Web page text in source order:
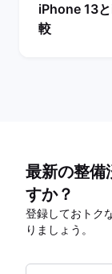
iPhone 13
較
最新の整備
すか？
登録しておトク
りましょう。